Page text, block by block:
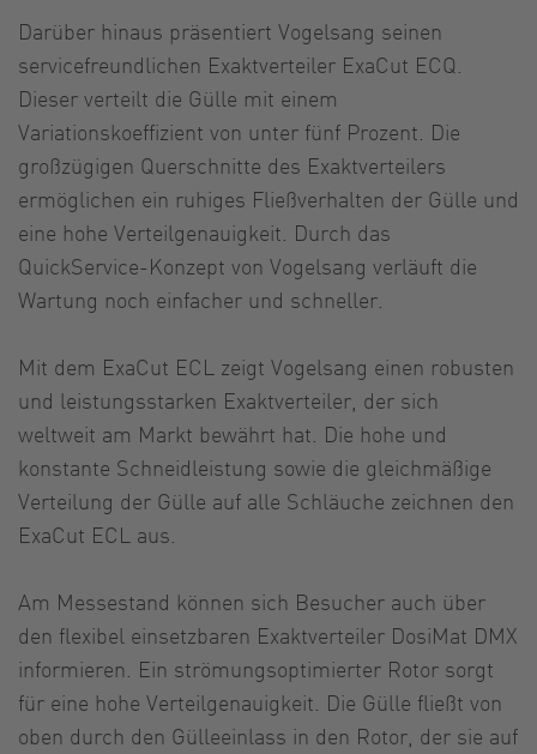
Darüber hinaus präsentiert Vogelsang seinen
servicefreundlichen Exaktverteiler ExaCut ECQ.
Dieser verteilt die Gülle mit einem
Variationskoeffizient von unter fünf Prozent. Die
großzügigen Querschnitte des Exaktverteilers
ermöglichen ein ruhiges Fließverhalten der Gülle und
eine hohe Verteilgenauigkeit. Durch das
QuickService-Konzept von Vogelsang verläuft die
Wartung noch einfacher und schneller.
Mit dem ExaCut ECL zeigt Vogelsang einen robusten
und leistungsstarken Exaktverteiler, der sich
weltweit am Markt bewährt hat. Die hohe und
konstante Schneidleistung sowie die gleichmäßige
Verteilung der Gülle auf alle Schläuche zeichnen den
ExaCut ECL aus.
Am Messestand können sich Besucher auch über
den flexibel einsetzbaren Exaktverteiler DosiMat DMX
informieren. Ein strömungsoptimierter Rotor sorgt
für eine hohe Verteilgenauigkeit. Die Gülle fließt von
oben durch den Gülleeinlass in den Rotor, der sie auf